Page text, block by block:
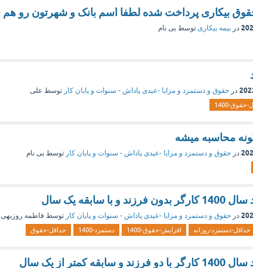
در بیمه بیکاری توسط بی نام
در حقوق و دستمزد و مزایا -عیدی پاداش - سنوات و پایان کار توسط علی
حقوق-1400
در حقوق و دستمزد و مزایا -عیدی پاداش - سنوات و پایان کار توسط بی نام
سابقه یک سال
در حقوق و دستمزد و مزایا -عیدی پاداش - سنوات و پایان کار توسط فاطمه روزبهی
حداقل-دستمزد-روزانه افزایش-حقوق-1400 دستمزد-1400 حداقل-حقوق
کمتر از یک سال